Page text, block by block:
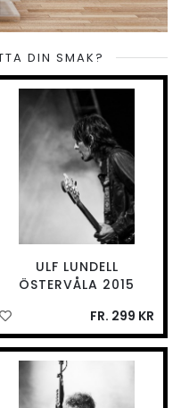
DIN SMAK?
ULF LUNDELL
ÖSTERVÅLA 2015
FR. 299 KR